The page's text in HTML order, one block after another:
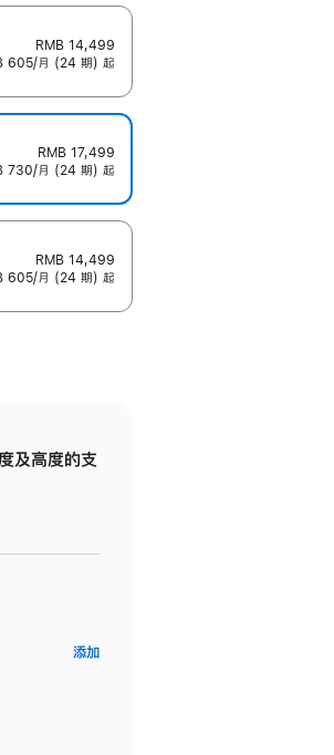
RMB 14,499
605/月 (24 期) 起
RMB 17,499
730/月 (24 期) 起
RMB 14,499
605/月 (24 期) 起
及高度的支
添加